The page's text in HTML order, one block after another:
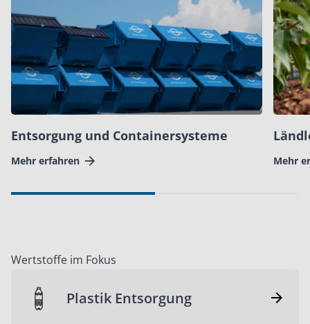
Entsorgung und Containersysteme
Mehr erfahren Mehr
Wertstoffe im Fokus
Plastik Entsorgung